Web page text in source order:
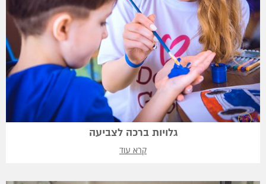
גלויות ברכה לצביעה
קרא עוד